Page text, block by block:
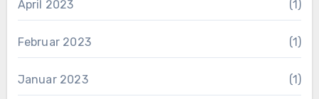
April 2023 (1)
Februar 2023 (1)
Januar 2023 (1)